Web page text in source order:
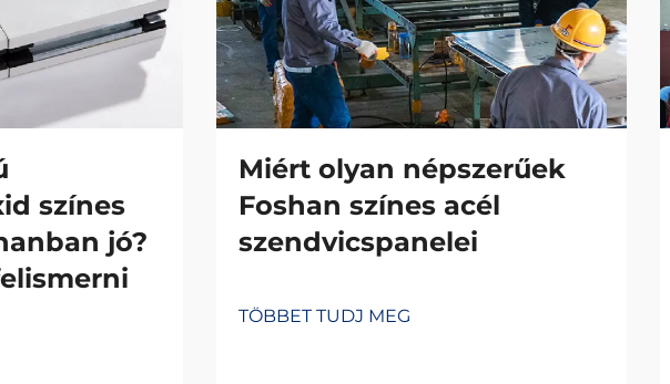
színes
jó?
Miért olyan népszerűek
Foshan színes acél
szendvicspanelei
TÖBBET TUDJ MEG